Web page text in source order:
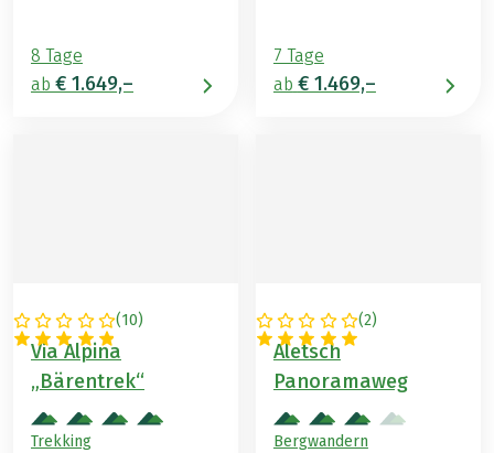
8 Tage
ab € 1.649,–
7 Tage
ab € 1.469,–
(10)
SCHWEIZ
Via Alpina
„Bärentrek“
Trekking
(2)
SCHWEIZ
Aletsch
Panoramaweg
Bergwandern